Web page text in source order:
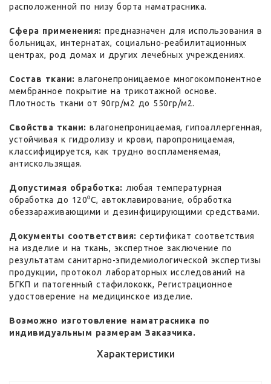
расположенной по низу борта наматрасника.
Сфера применения: предназначен для использования в
больницах, интернатах, социально-реабилитационных
центрах, род домах и других лечебных учреждениях.
Состав ткани: влагонепроницаемое многокомпонентное
мембранное покрытие на трикотажной основе.
Плотность ткани от 90гр/м2 до 550гр/м2.
Свойства ткани: влагонепроницаемая, гипоаллергенная,
устойчивая к гидролизу и крови, паропроницаемая,
классифицируется, как трудно воспламеняемая,
антискользящая.
Допустимая обработка: любая температурная
обработка до 120⁰С, автоклавирование, обработка
обеззараживающими и дезинфицирующими средствами.
Документы соответствия: сертификат соответствия
на изделие и на ткань, экспертное заключение по
результатам санитарно-эпидемиологической экспертизы
продукции, протокол лабораторных исследований на
БГКП и патогенный стафилококк, Регистрационное
удостоверение на медицинское изделие.
Возможно изготовление наматрасника по
индивидуальным размерам Заказчика.
Характеристики